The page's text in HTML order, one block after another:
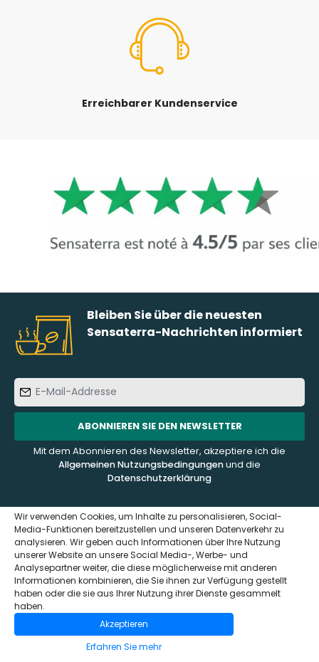
Erreichbarer Kundenservice
Bleiben Sie über die neuesten
Sensaterra-Nachrichten informiert
Mail-
Addresse
ABONNIEREN SIE DEN NEWSLETTER
Mit dem Abonnieren des Newsletter, akzeptiere ich die
Allgemeinen Nutzungsbedingungenund die
Datenschutzerklärung
KUNDENDIENST
Kontaktieren Sie uns
Impressum und
Datenschutzerklärung
(GDPR)
ÜBER UNS
Häufig gestellte Fragen -
FAQ
Wir verwenden Cookies, um Inhalte zu personalisieren, Social-
Media-Funktionen bereitzustellen und unseren Datenverkehr zu
analysieren. Wir geben auch Informationen über Ihre Nutzung
unserer Website an unsere Social Media-, Werbe- und
Analysepartner weiter, die diese möglicherweise mit anderen
Informationen kombinieren, die Sie ihnen zur Verfügung gestellt
haben oder die sie aus Ihrer Nutzung ihrer Dienste gesammelt
haben.
Akzeptieren
Erfahren Sie mehr